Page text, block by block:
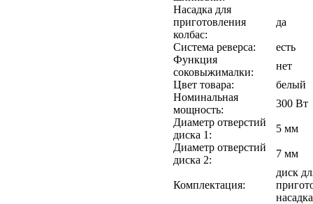
Насадка для
приготовления
колбас:
да
Система реверса:
есть
Функция
соковыжималки:
нет
Цвет товара:
белый
Номинальная
мощность:
300 Вт
Диаметр отверстий
диска 1:
5 мм
Диаметр отверстий
диска 2:
7 мм
Комплектация:
диск